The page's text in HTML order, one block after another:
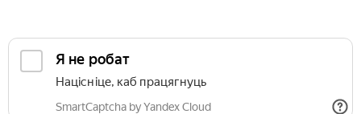
Я не робат
Націсніце, каб працягнуць
SmartCaptcha by Yandex Cloud